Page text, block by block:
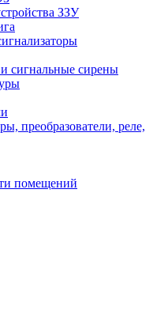
ЗЗУ
сигнальные сирены
преобразователи, реле,
помещений